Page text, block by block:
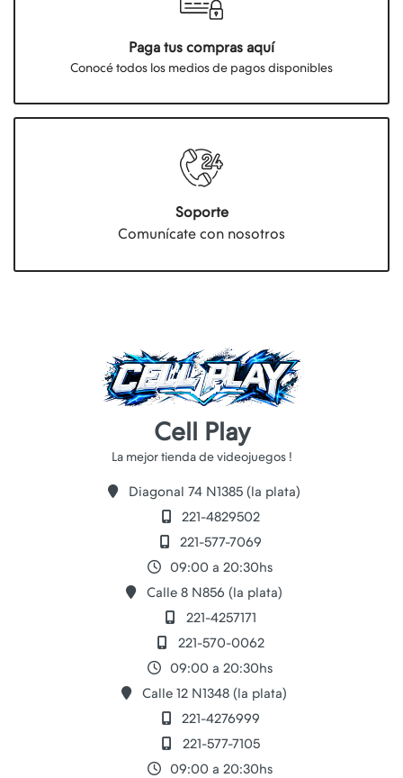
Paga tus compras aquí
Conocé todos los medios de pagos disponibles
Soporte
Comunícate con nosotros
Cell Play
Diagonal 74 N1385 (la plata)
221-4829502
221-577-7069
09:00 a 20:30hs
Calle 8 N856 (la plata)
221-4257171
221-570-0062
09:00 a 20:30hs
Calle 12 N1348 (la plata)
221-4276999
221-577-7105
09:00 a 20:30hs